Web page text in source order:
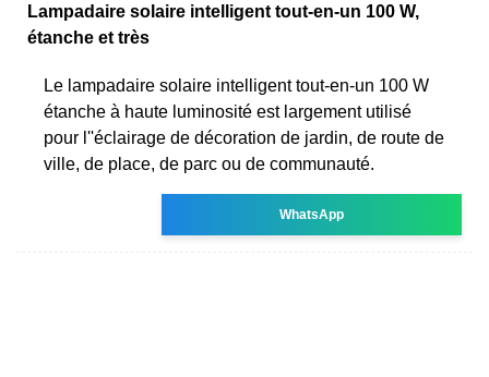
Lampadaire solaire intelligent tout-en-un 100 W,
étanche et très
Le lampadaire solaire intelligent tout-en-un 100 W
étanche à haute luminosité est largement utilisé
pour l''éclairage de décoration de jardin, de route de
ville, de place, de parc ou de communauté.
WhatsApp